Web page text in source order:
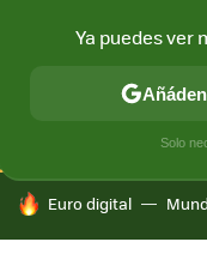
CONECTIVIDAD
HOY SE HABLA DE
Euro digital
Ya puedes ver
Solo